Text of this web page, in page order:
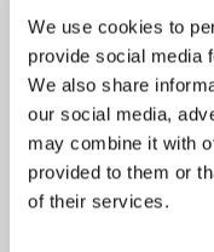
We use cookies to
provide social media
We also share
our social media,
may combine it with
provided to them or
of their services.
Vuoi far parte di una
di rendere visibile la
mondo unito,
continua a leggere